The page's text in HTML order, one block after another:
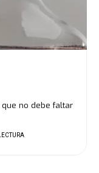
no debe faltar